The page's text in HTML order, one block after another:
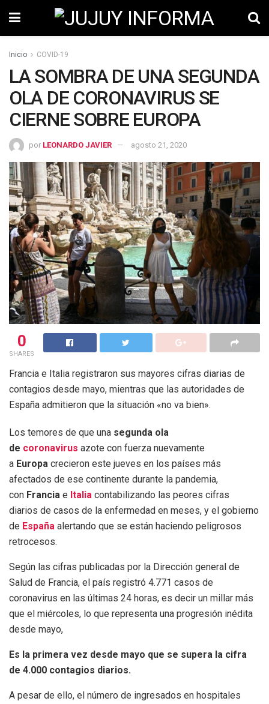
Inicio COVID-19
LA SOMBRA DE UNA SEGUNDA
OLA DE CORONAVIRUS SE
CIERNE SOBRE EUROPA
por LEONARDO JAVIER agosto 21, 2020
0
SHARES
Francia e Italia registraron sus mayores cifras diarias de
contagios desde mayo, mientras que las autoridades de
España admitieron que la situación «no va bien».
Los temores de que una segunda ola
de coronavirus azote con fuerza nuevamente
a Europa crecieron este jueves en los países más
afectados de ese continente durante la pandemia,
con Francia e Italia contabilizando las peores cifras
diarios de casos de la enfermedad en meses, y el gobierno
de España alertando que se están haciendo peligrosos
retrocesos.
Según las cifras publicadas por la Dirección general de
Salud de Francia, el país registró 4.771 casos de
coronavirus en las últimas 24 horas, es decir un millar más
que el miércoles, lo que representa una progresión inédita
desde mayo,
Es la primera vez desde mayo que se supera la cifra
de 4.000 contagios diarios.
A pesar de ello, el número de ingresados en hospitales